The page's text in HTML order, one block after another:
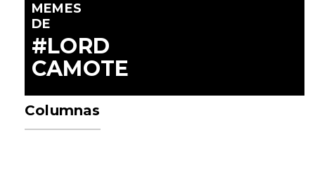
MEMES
DE
#LORD
CAMOTE
Columnas